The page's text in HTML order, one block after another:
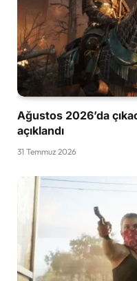
Ağustos 2026’da
açıklandı
31 Temmuz 2026